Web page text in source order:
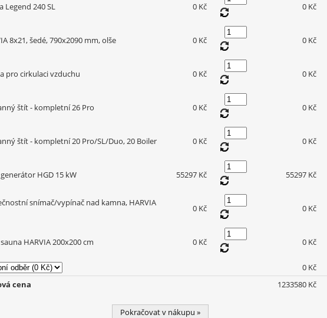
Legend 240 SL 0 Kč 0 Kč
8x21, šedé, 790x2090 mm, olše 0 Kč 0 Kč
pro cirkulaci vzduchu 0 Kč 0 Kč
štít - kompletní 26 Pro 0 Kč 0 Kč
štít - kompletní 20 Pro/SL/Duo, 20 Boiler 0 Kč 0 Kč
HGD 15 kW 55297 Kč 55297 Kč
snímač/vypínač nad kamna, HARVIA
0 Kč 0 Kč
HARVIA 200x200 cm 0 Kč 0 Kč
0 Kč
cena
1233580 Kč
Pokračovat v nákupu »